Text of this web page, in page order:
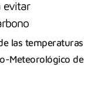
evitar
las temperaturas
Meteorológico de